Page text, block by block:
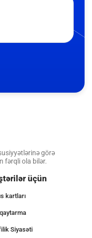
görə
fərqli ola bilər.
üçün
kartları
Siyasəti